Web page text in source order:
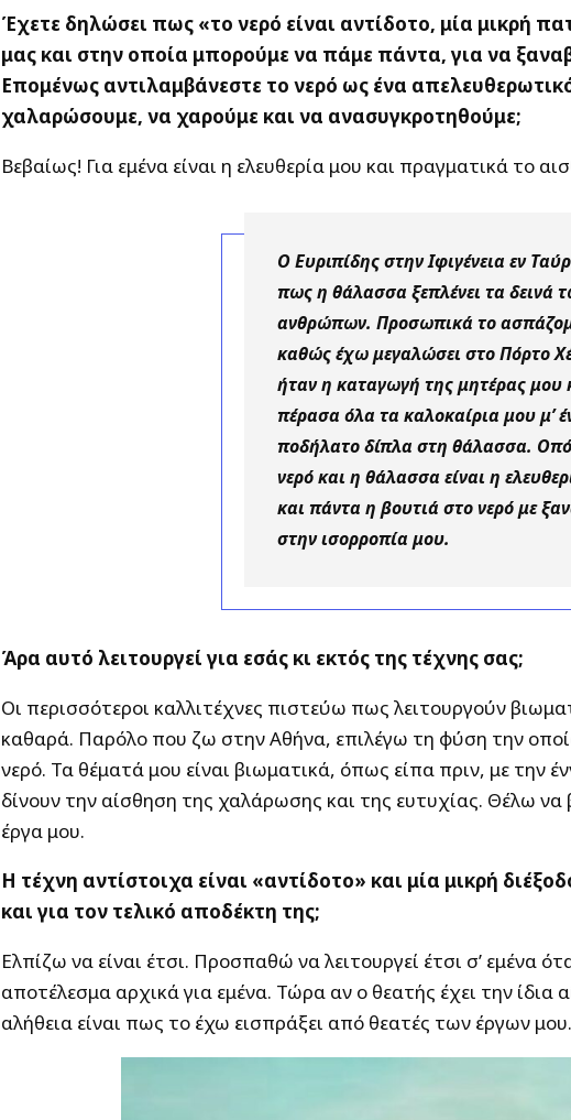
Έχετε δηλώσει πως «το νερό είναι αντίδοτο, μία μικρή
μας και στην οποία μπορούμε να πάμε πάντα, για να
Επομένως αντιλαμβάνεστε το νερό ως ένα
χαλαρώσουμε, να χαρούμε και να ανασυγκροτηθούμε;
Βεβαίως! Για εμένα είναι η ελευθερία μου και πραγματικά το
Ο Ευριπίδης στην Ιφιγένεια εν
πως η θάλασσα ξεπλένει τα δεινά
ανθρώπων. Προσωπικά το
καθώς έχω μεγαλώσει στο Πόρτο
ήταν η καταγωγή της μητέρας μου
πέρασα όλα τα καλοκαίρια μου μ’
ποδήλατο δίπλα στη θάλασσα.
νερό και η θάλασσα είναι η
και πάντα η βουτιά στο νερό με
στην ισορροπία μου.
Άρα αυτό λειτουργεί για εσάς κι εκτός της τέχνης σας;
Οι περισσότεροι καλλιτέχνες πιστεύω πως λειτουργούν
καθαρά. Παρόλο που ζω στην Αθήνα, επιλέγω τη φύση την
νερό. Τα θέματά μου είναι βιωματικά, όπως είπα πριν, με την
δίνουν την αίσθηση της χαλάρωσης και της ευτυχίας. Θέλω
έργα μου.
Η τέχνη αντίστοιχα είναι «αντίδοτο» και μία μικρή
και για τον τελικό αποδέκτη της;
Ελπίζω να είναι έτσι. Προσπαθώ να λειτουργεί έτσι σ’ εμένα
αποτέλεσμα αρχικά για εμένα. Τώρα αν ο θεατής έχει την ίδια
αλήθεια είναι πως το έχω εισπράξει από θεατές των έργων μου.